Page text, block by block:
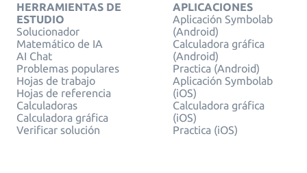
HERRAMIENTAS DE
ESTUDIO
Solucionador
Matemático de IA
AI Chat
Problemas populares
Hojas de trabajo
Hojas de referencia
Calculadoras
Calculadora gráfica
Verificar solución
APLICACIONES
Aplicación Symbolab
(Android)
Calculadora gráfica
(Android)
Practica (Android)
Aplicación Symbolab
(iOS)
Calculadora gráfica
(iOS)
Practica (iOS)